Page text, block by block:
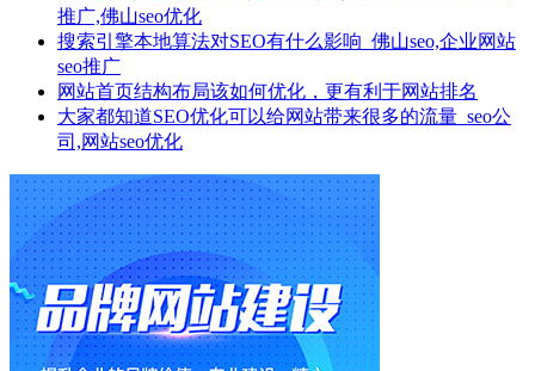
推广,佛山seo优化
搜索引擎本地算法对SEO有什么影响_佛山seo,企业网站
seo推广
网站首页结构布局该如何优化，更有利于网站排名
大家都知道SEO优化可以给网站带来很多的流量_seo公
司,网站seo优化